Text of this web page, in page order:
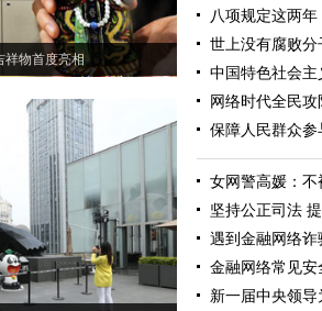
祥物首度亮相
八项规定这两年
世上没有腐败分
中国特色社会
网络时代全民攻
保障人民群众参
女网警高媛：
坚持公正司法
遇到金融网络诈
金融网络常见安
新一届中央领导